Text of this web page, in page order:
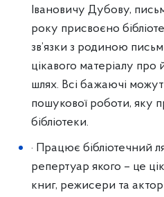
Івановичу Дубову,
року присвоєно
зв’язки з родиною
цікавого матеріалу про
шлях. Всі бажаючі
пошукової роботи, яку
бібліотеки.
· Працює бібліотечний
репертуар якого – це
книг, режисери та